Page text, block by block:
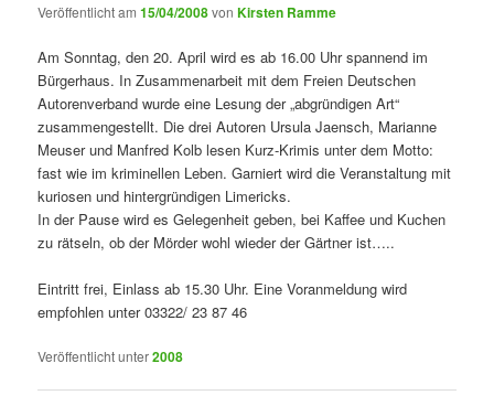
Veröffentlicht am15/04/2008vonKirsten Ramme
Am Sonntag, den 20. April wird es ab 16.00 Uhr spannend im
Bürgerhaus. In Zusammenarbeit mit dem Freien Deutschen
Autorenverband wurde eine Lesung der „abgründigen Art“
zusammengestellt. Die drei Autoren Ursula Jaensch, Marianne
Meuser und Manfred Kolb lesen Kurz-Krimis unter dem Motto:
fast wie im kriminellen Leben. Garniert wird die Veranstaltung mit
kuriosen und hintergründigen Limericks.
In der Pause wird es Gelegenheit geben, bei Kaffee und Kuchen
zu rätseln, ob der Mörder wohl wieder der Gärtner ist…..
Eintritt frei, Einlass ab 15.30 Uhr. Eine Voranmeldung wird
empfohlen unter 03322/ 23 87 46
Veröffentlicht unter2008